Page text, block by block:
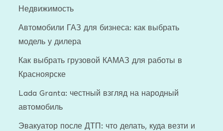
Недвижимость
Автомобили ГАЗ для бизнеса: как выбрать
модель у дилера
Как выбрать грузовой КАМАЗ для работы в
Красноярске
Lada Granta: честный взгляд на народный
автомобиль
Эвакуатор после ДТП: что делать, куда везти и